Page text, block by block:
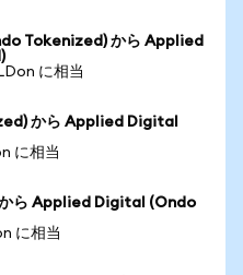
Tokenized) から Applied
に相当
から Applied Digital
に相当
ら Applied Digital (Ondo
に相当